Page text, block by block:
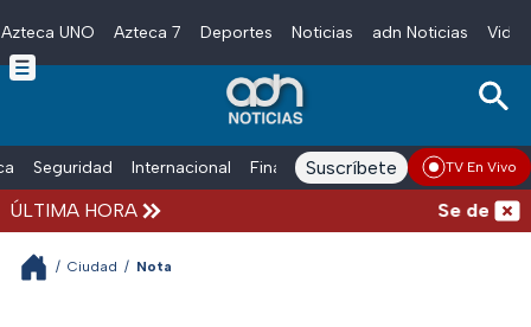
Skip to main content
Azteca UNO Azteca 7 Deportes Noticias adn Noticias
Seguridad Internacional Finanzas adn Noticias Radio
Suscríbete TV En Vivo
ÚLTIMA HORA Se desata
/ Ciudad / Nota